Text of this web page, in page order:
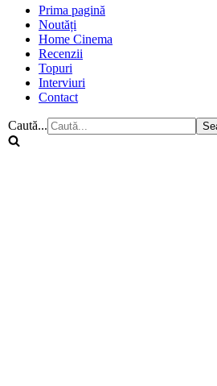
Prima pagină
Noutăți
Home Cinema
Recenzii
Topuri
Interviuri
Contact
Caută...